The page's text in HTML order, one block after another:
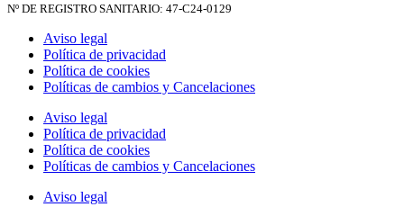
Nº DE REGISTRO SANITARIO: 47-C24-0129
Aviso legal
Política de privacidad
Política de cookies
Políticas de cambios y Cancelaciones
Aviso legal
Política de privacidad
Política de cookies
Políticas de cambios y Cancelaciones
Aviso legal